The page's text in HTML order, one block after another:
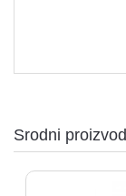
Srodni